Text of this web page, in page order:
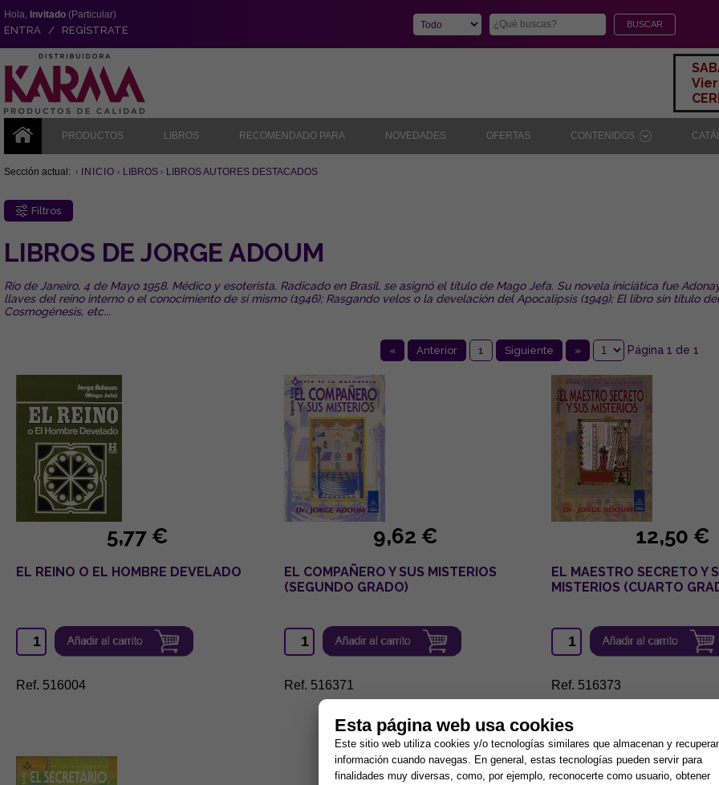
Hola, Invitado (Particular)
ENTRA / REGÍSTRATE
PRODUCTOS LIBROS RECOMENDADO PARA NOVEDADES OFERTAS CONTENIDOS
Sección actual: INICIO LIBROS LIBROS AUTORES DESTACADOS
Filtros
LIBROS DE JORGE ADOUM
Río de Janeiro, 4 de Mayo 1958. Médico y esoterista. Radicado en Brasil, se asignó el título de Mago Jefa. Su novela iniciática fue
llaves del reino interno o el conocimiento de sí mismo (1946); Rasgando velos o la develación del Apocalipsis (1949); El libro sin título
Cosmogénesis, etc...
« Anterior 1 Siguiente » Página 1 de 1
5,77 €
EL REINO O EL HOMBRE DEVELADO
Ref. 516004
9,62 €
EL COMPAÑERO Y SUS MISTERIOS
(SEGUNDO GRADO)
Ref. 516371
12,50 €
EL MAESTRO SECRETO Y
MISTERIOS (CUARTO
Ref. 516373
Esta página web usa cookies
Este sitio web utiliza cookies y/o tecnologías similares que almacenan y
información cuando navegas. En general, estas tecnologías pueden servir para
finalidades muy diversas, como, por ejemplo, reconocerte como usuario, obtener